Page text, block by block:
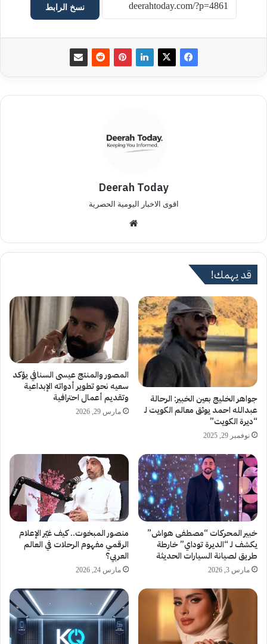
نسخ الرابط
Deerah Today
اقوى الاخبار اليومية الحصرية
الوي
قد يهمك!
جواهر الخليج بعين الخبير: الرحالة
عبدالله احمد يوثق معالم الكويت لـ
“ديرة الكويت”
نوفمبر 29, 2025
المصور والمنتج عيسى السنافي يؤكد
سعيه نحو تطوير أدواته الإبداعية
وتقديم أعمال احترافية
مارس 29, 2026
خبير المحركات “مصطفى هواش”
يكشف لـ “الديرة توداي” خارطة
طريق لصيانة السيارات الحديثة
مارس 3, 2026
منصور المبخوت.. كيف غيّر الإعلام
الرقمي مفهوم الرحلات في العالم
العربي؟
مارس 24, 2026